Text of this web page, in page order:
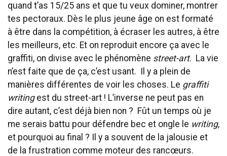
quand t’as 15/25 ans et que tu veux dominer, montrer
tes pectoraux. Dès le plus jeune âge on est formaté
à être dans la compétition, à écraser les autres, à être
les meilleurs, etc. Et on reproduit encore ça avec le
graffiti, on divise avec le phénomène street-art. La vie
n’est faite que de ça, c’est usant. Il y a plein de
manières différentes de voir les choses. Le graffiti
writing est du street-art ! L’inverse ne peut pas en
dire autant, c’est déjà bien non ? Fût un temps où je
me serais battu pour défendre bec et ongle le writing,
et pourquoi au final ? Il y a souvent de la jalousie et
de la frustration comme moteur des rancœurs.